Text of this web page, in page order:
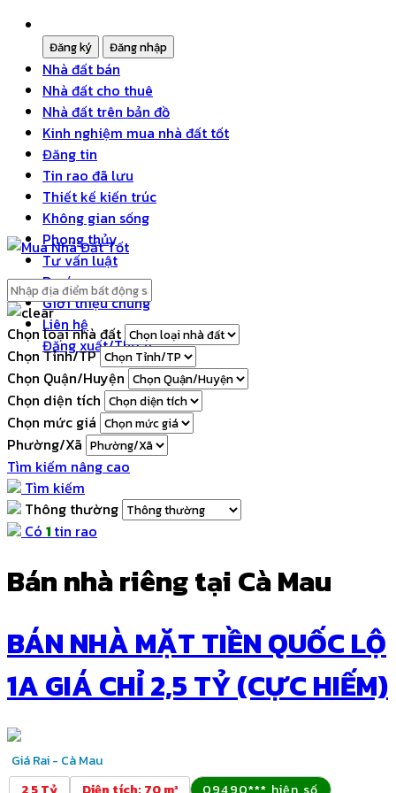
Nhà đất bán
Nhà đất cho thuê
Nhà đất trên bản đồ
Kinh nghiệm mua nhà đất tốt
Đăng tin
Tin rao đã lưu
Thiết kế kiến trúc
Không gian sống
Phong thủy
Tư vấn luật
Dự án
Giới thiệu chung
Liên hệ
Đăng xuất/Thoát
Chọn loại nhà đất
Chọn Tỉnh/TP
Chọn Quận/Huyện
Chọn diện tích
Chọn mức giá
Phường/Xã
Tìm kiếm nâng cao
Tìm kiếm
Thông thường
Có 1 tin rao
Bán nhà riêng tại Cà Mau
BÁN NHÀ MẶT TIỀN QUỐC LỘ
1A GIÁ CHỈ 2,5 TỶ (CỰC HIẾM)
Giá Rai - Cà Mau